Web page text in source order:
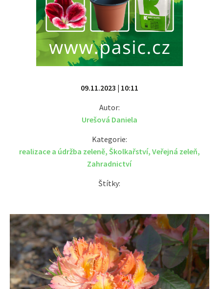
09.11.2023 | 10:11
Autor:
Urešová Daniela
Kategorie:
realizace a údržba zeleně, Školkařství, Veřejná zeleň,
Zahradnictví
Štítky: